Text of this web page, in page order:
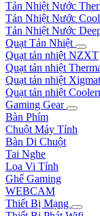
Tản Nhiệt Nước
Tản Nhiệt Nước
Tản Nhiệt Nước
Quạt Tản Nhiệt
Quạt tản nhiệt NZXT
Quạt tản nhiệt
Quạt tản nhiệt
Quạt tản nhiệt
Gaming Gear
Bàn Phím
Chuột Máy Tính
Bàn Di Chuột
Tai Nghe
Loa Vi Tính
Ghế Gaming
WEBCAM
Thiết Bị Mạng